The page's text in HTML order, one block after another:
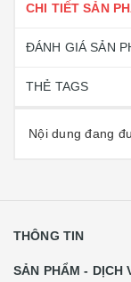
CHI TIẾT SẢN
ĐÁNH GIÁ SẢN
THẺ TAGS
Nội dung đang
THÔNG TIN
SẢN PHẨM - DỊCH